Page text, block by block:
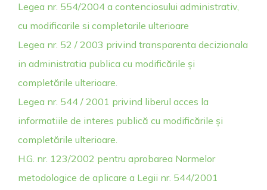
Legea nr. 554/2004 a contenciosului administrativ,
cu modificarile si completarile ulterioare
Legea nr. 52 / 2003 privind transparenta decizionala
in administratia publica cu modificările și
completările ulterioare.
Legea nr. 544 / 2001 privind liberul acces la
informatiile de interes publică cu modificările și
completările ulterioare.
H.G. nr. 123/2002 pentru aprobarea Normelor
metodologice de aplicare a Legii nr. 544/2001